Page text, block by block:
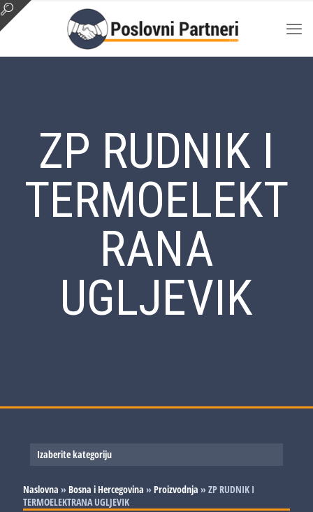
ZP RUDNIK I
TERMOELEKT
RANA
UGLJEVIK
Izaberite kategoriju
Proizvodnja
Srbija
Naslovna » Bosna i Hercegovina » Proizvodnja » ZP RUDNIK I
TERMOELEKTRANA UGLJEVIK